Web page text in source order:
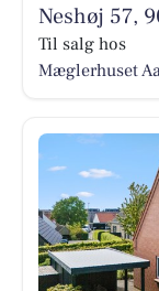
Neshøj 57,
Til salg hos
Mæglerhuset